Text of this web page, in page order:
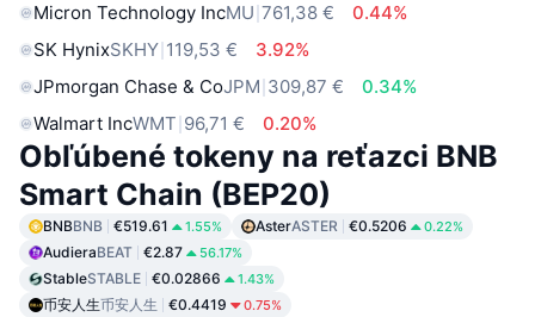
Micron Technology IncMU 761,38 €
0.44%
SK HynixSKHY 119,53 €
3.92%
JPmorgan Chase & CoJPM 309,87 €
0.34%
Walmart IncWMT 96,71 € 0.20%
Obľúbené tokeny na reťazci BNB
Smart Chain (BEP20)
BNBBNB €519.61 1.55% AsterASTER €0.5206 0.22%
AudieraBEAT €2.87 56.17%
StableSTABLE €0.02866 1.43%
币安人生币安人生 €0.4419 0.75%